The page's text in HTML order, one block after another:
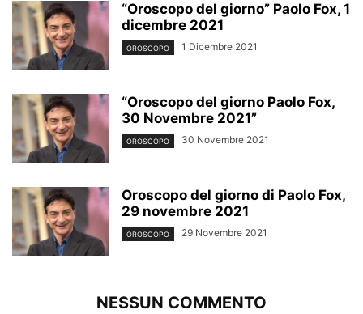
“Oroscopo del giorno” Paolo Fox, 1
dicembre 2021
OROSCOPO 1 Dicembre 2021
“Oroscopo del giorno Paolo Fox,
30 Novembre 2021”
OROSCOPO 30 Novembre 2021
Oroscopo del giorno di Paolo Fox,
29 novembre 2021
OROSCOPO 29 Novembre 2021
NESSUN COMMENTO